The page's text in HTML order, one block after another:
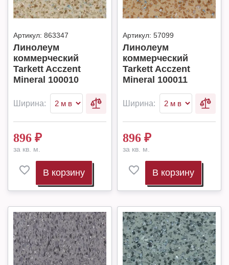
Артикул: 863347
Линолеум
коммерческий
Tarkett Acczent
Mineral 100010
Ширина:
896 ₽
за кв. м.
В корзину
Артикул: 57099
Линолеум
коммерческий
Tarkett Acczent
Mineral 100011
Ширина:
896 ₽
за кв. м.
В корзину